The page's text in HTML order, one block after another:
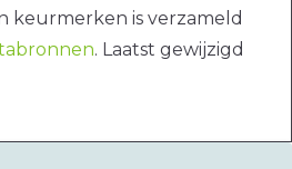
keurmerken is verzameld
. Laatst gewijzigd